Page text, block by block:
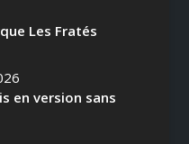
Les Fratés
en version sans